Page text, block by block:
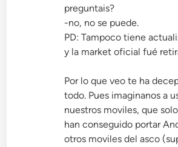
preguntais?
-no, no se puede.
PD: Tampoco tiene
y la market oficial fué
Por lo que veo te ha
todo. Pues imaginanos a
nuestros moviles, que
han conseguido portar
otros moviles del asco